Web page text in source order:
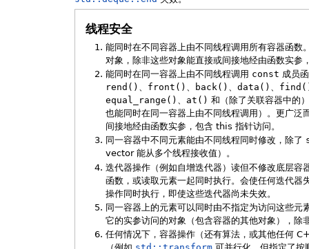
线程安全
能同时在不同容器上由不同线程调用所有容器函
对象，除非这些对象能直接或间接地经由函数实参
能同时在同一容器上由不同线程调用 const 成员
rend()
front() back() data()
equal_range()
at() 和（除了关联容器中的）
也能同时在同一容器上由不同线程调用）。更广
间接地经由函数实参，包含 this 指针访问。
同一容器中不同元素能由不同线程同时修改，除了
vector 能从多个线程接收值）。
迭代器操作（例如自增迭代器）读但不修改底层
函数，或读取元素一起同时执行。会使任何迭代器
操作同时执行，即使这些迭代器尚未失效。
同一容器上的元素可以同时由不指定为访问这些
它的实参访问的对象（包含容器的其他对象），除
任何情况下，容器操作（还有算法，或其他任何